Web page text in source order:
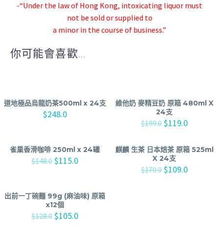
-“Under the law of Hong Kong, intoxicating liquor must
not be sold or supplied to
a minor in the course of business.”
你可能會喜歡...
道地極品烏龍奶茶500ml x 24支
$248.0
維他奶 麥精豆奶 原箱 480ml X
24支
$199.0 $119.0
雀巢香滑咖啡 250ml x 24罐
$148.0 $115.0
麒麟 生茶 日本焙茶 原箱 525ml
X 24支
$170.0 $109.0
出前一丁碗麵 99g (麻油味) 原箱
x12個
$128.0 $105.0